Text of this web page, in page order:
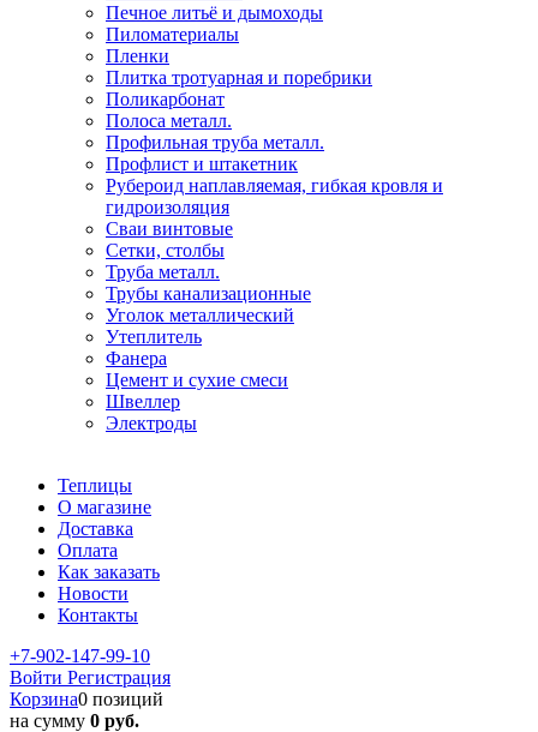
Печное литьё и дымоходы
Пиломатериалы
Пленки
Плитка тротуарная и поребрики
Поликарбонат
Полоса металл.
Профильная труба металл.
Профлист и штакетник
Рубероид наплавляемая, гибкая кровля и
гидроизоляция
Сваи винтовые
Сетки, столбы
Труба металл.
Трубы канализационные
Уголок металлический
Утеплитель
Фанера
Цемент и сухие смеси
Швеллер
Электроды
Теплицы
О магазине
Доставка
Оплата
Как заказать
Новости
Контакты
+7-902-147-99-10
Войти Регистрация
Корзина0 позиций
на сумму 0 руб.